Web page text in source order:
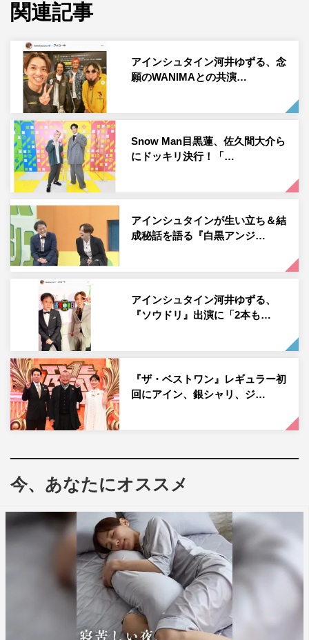
す。しっかり3回泣きました。ほんまに素晴らし過ぎまし
かく最高でした。」のコメントとともに、「Cheddar
Flavor Tour Final 2021」でのWANIMAとの写真を公開し
た。
この投稿にフォロワーからは「ずっとWANIMAのライブ行
きたいって言ってましたもんね。夢が叶って本当に良かっ
たです ゆずるさんが幸せでこちらも幸せな気分になれま
した」「ゆずるさんが幸せそうで良かったです 笑顔が素
敵」「お、おー！ゆずるくんめちゃめちゃいい顔してます
ね」「めっちゃ最高の写真」「ゆず君が幸せそうでなによ
りです」「メンバーの一員かと思いました！」「最高だっ
たのがお写真からも伝わってきます」などのコメントが寄
せられている。
アインシュタイン・河井ゆずる公式Instagram：
https://www.instagram.com/kawaiyuzuru/
WANIMA アインシュタイン
関連記事
アインシュタイン河井ゆずる、念
願のWANIMAとの共演…
Snow Man目黒蓮、佐久間大介ら
にドッキリ決行！「…
アインシュタインが生い立ち＆結
成秘話を語る『白黒アンジ…
アインシュタイン河井ゆずる、
『ソウドリ』出演に「2本も…
『ザ・ベストワン』レギュラー初
回にアイン、銀シャリ、ジ…
今、あなたにオススメ